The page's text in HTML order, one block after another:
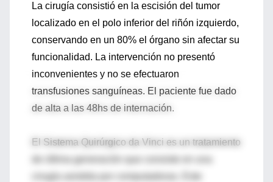
La cirugía consistió en la escisión del tumor
localizado en el polo inferior del riñón izquierdo,
conservando en un 80% el órgano sin afectar su
funcionalidad. La intervención no presentó
inconvenientes y no se efectuaron
transfusiones sanguíneas. El paciente fue dado
de alta a las 48hs de internación.
El Sistema Quirúrgico da Vinci es un tratamiento
de última generación que consiste en una
cirugía asistida por computadoras. Este